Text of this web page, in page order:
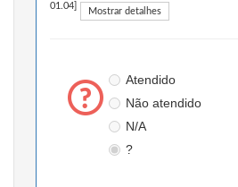
01.04] Mostrar detalhes
Atendido
Não atendido
N/A
?